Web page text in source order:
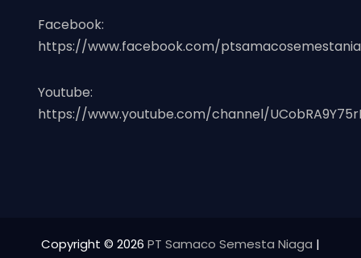
Facebook:
https://www.facebook.com/
Youtube:
https://www.youtube.com/channel/
Copyright © 2026 PT Samaco Semesta Niaga |